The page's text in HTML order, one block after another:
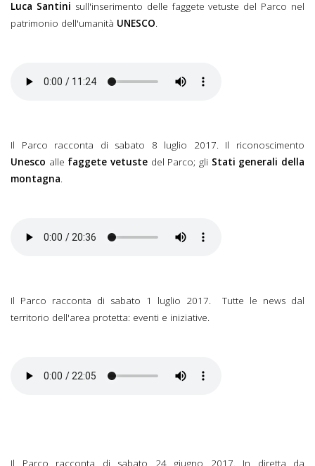
Luca Santini sull'inserimento delle faggete vetuste del Parco nel
patrimonio dell'umanità UNESCO.
Il Parco racconta di sabato 8 luglio 2017. Il riconoscimento
Unesco alle faggete vetuste del Parco; gli Stati generali della
montagna.
Il Parco racconta di sabato 1 luglio 2017. Tutte le news dal
territorio dell'area protetta: eventi e iniziative.
Il Parco racconta di sabato 24 giugno 2017. In diretta da